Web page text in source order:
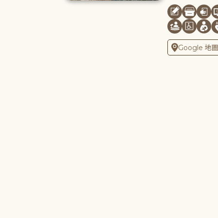
Google 地